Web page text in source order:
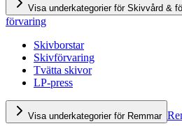
Visa underkategorier för Skivvård &
förvaring
Skivborstar
Skivförvaring
Tvätta skivor
LP-press
Visa underkategorier för Remmar